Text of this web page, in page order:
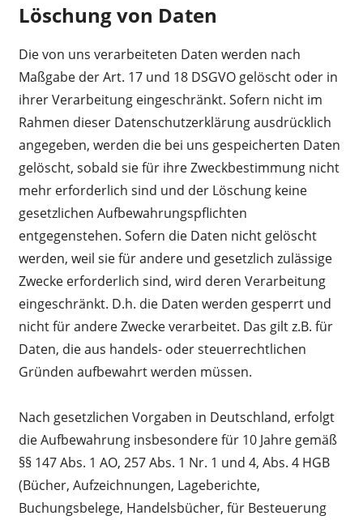
Löschung von Daten
Die von uns verarbeiteten Daten werden nach
Maßgabe der Art. 17 und 18 DSGVO gelöscht oder in
ihrer Verarbeitung eingeschränkt. Sofern nicht im
Rahmen dieser Datenschutzerklärung ausdrücklich
angegeben, werden die bei uns gespeicherten Daten
gelöscht, sobald sie für ihre Zweckbestimmung nicht
mehr erforderlich sind und der Löschung keine
gesetzlichen Aufbewahrungspflichten
entgegenstehen. Sofern die Daten nicht gelöscht
werden, weil sie für andere und gesetzlich zulässige
Zwecke erforderlich sind, wird deren Verarbeitung
eingeschränkt. D.h. die Daten werden gesperrt und
nicht für andere Zwecke verarbeitet. Das gilt z.B. für
Daten, die aus handels- oder steuerrechtlichen
Gründen aufbewahrt werden müssen.
Nach gesetzlichen Vorgaben in Deutschland, erfolgt
die Aufbewahrung insbesondere für 10 Jahre gemäß
§§ 147 Abs. 1 AO, 257 Abs. 1 Nr. 1 und 4, Abs. 4 HGB
(Bücher, Aufzeichnungen, Lageberichte,
Buchungsbelege, Handelsbücher, für Besteuerung